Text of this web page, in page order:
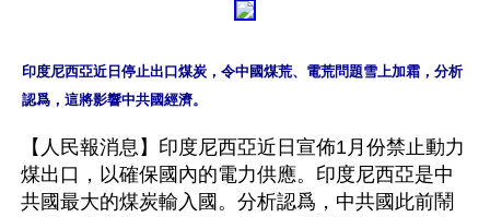
印度尼西亞近日停止出口煤炭，令中國煤荒、電荒問題雪上加霜，分析
【人民報消息】印度尼西亞近日宣佈1月份禁止動力
煤出口，以確保國內的電力供應。印度尼西亞是中
共國最大的煤炭輸入國。分析認爲，中共國此前鬧